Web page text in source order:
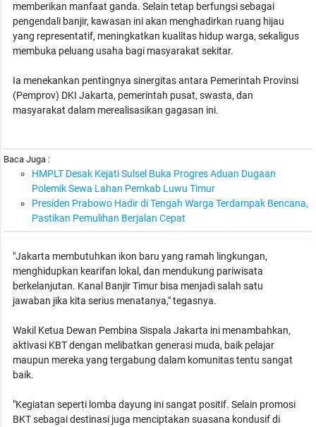
memberikan manfaat ganda. Selain tetap berfungsi sebagai
pengendali banjir, kawasan ini akan menghadirkan ruang hijau
yang representatif, meningkatkan kualitas hidup warga, sekaligus
membuka peluang usaha bagi masyarakat sekitar.
Ia menekankan pentingnya sinergitas antara Pemerintah Provinsi
(Pemprov) DKI Jakarta, pemerintah pusat, swasta, dan
masyarakat dalam merealisasikan gagasan ini.
Baca Juga :
HMPLT Desak Kejati Sulsel Buka Progres Aduan Dugaan
Polemik Sewa Lahan Pemkab Luwu Timur
Presiden Prabowo Hadir di Tengah Warga Terdampak Bencana,
Pastikan Pemulihan Berjalan Cepat
"Jakarta membutuhkan ikon baru yang ramah lingkungan,
menghidupkan kearifan lokal, dan mendukung pariwisata
berkelanjutan. Kanal Banjir Timur bisa menjadi salah satu
jawaban jika kita serius menatanya," tegasnya.
Wakil Ketua Dewan Pembina Sispala Jakarta ini menambahkan,
aktivasi KBT dengan melibatkan generasi muda, baik pelajar
maupun mereka yang tergabung dalam komunitas tentu sangat
baik.
"Kegiatan seperti lomba dayung ini sangat positif. Selain promosi
BKT sebagai destinasi juga menciptakan suasana kondusif di